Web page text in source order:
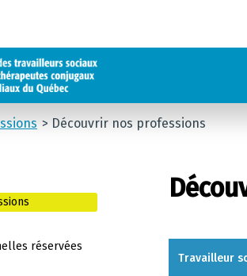
Découvrir nos professions
Travailleur
réservées